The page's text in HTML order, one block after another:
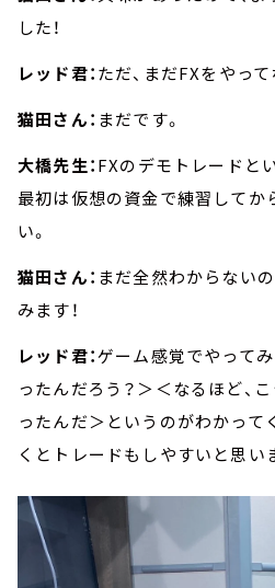
した！
レッド君：ただ、まだFXをやって
猫田さん： まだです。
大橋先生：FXのデモトレードと
最初は仮想の資金で練習してか
い。
猫田さん： まだ全然わからない
みます！
レッド君：ゲーム感覚でやってみ
ったんだろう？＞＜なるほど、
ったんだ＞というのがわかって
くとトレードもしやすいと思い